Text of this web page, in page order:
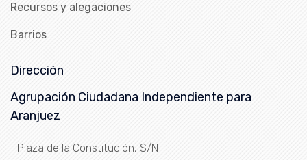
Recursos y alegaciones
Barrios
Dirección
Agrupación Ciudadana Independiente para
Aranjuez
Plaza de la Constitución, S/N